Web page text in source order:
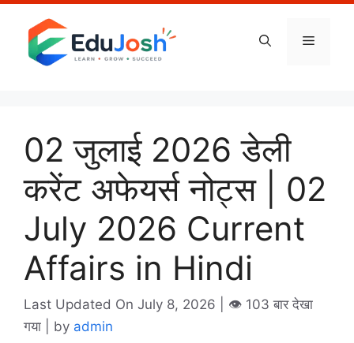
Skip
content
Menu
02 जुलाई 2026 डेली
करेंट अफेयर्स नोट्स | 02
July 2026 Current
Affairs in Hindi
Last Updated On July 8, 2026 | 👁️ 103 बार देखा
गया |
by admin